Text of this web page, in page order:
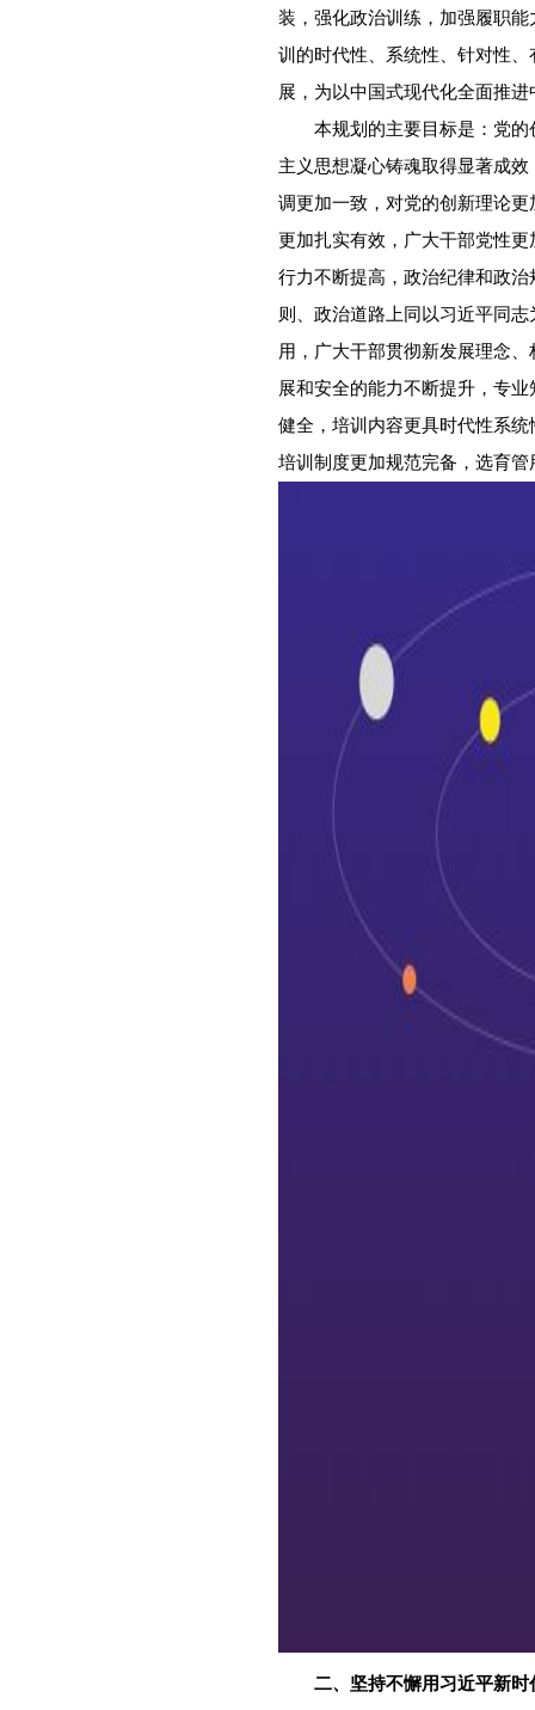
装，强化政治训练，加强履职
训的时代性、系统性、针对性
展，为以中国式现代化全面推
本规划的主要目标是：党的
主义思想凝心铸魂取得显著成
调更加一致，对党的创新理论
更加扎实有效，广大干部党性
行力不断提高，政治纪律和政
则、政治道路上同以习近平同
用，广大干部贯彻新发展理念
展和安全的能力不断提升，专
健全，培训内容更具时代性系
培训制度更加规范完备，选育
二、坚持不懈用习近平新